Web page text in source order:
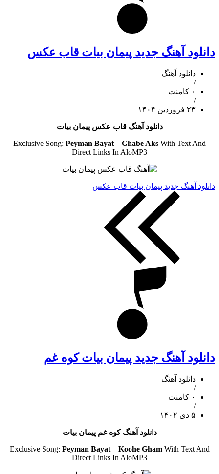
دانلود آهنگ جدید پیمان بیات قاب عکس
دانلود آهنگ
/
۰ کامنت
/
۲۳ فروردین ۱۴۰۴
دانلود آهنگ قاب عکس پیمان بیات
Exclusive Song: Peyman Bayat – Ghabe Aks With Text And
Direct Links In AloMP3
دانلود آهنگ جدید پیمان بیات قاب عکس
دانلود آهنگ جدید پیمان بیات کوه غم
دانلود آهنگ
/
۰ کامنت
/
۵ دی ۱۴۰۲
دانلود آهنگ کوه غم پیمان بیات
Exclusive Song: Peyman Bayat– Koohe GhamWith Text And
Direct Links In AloMP3